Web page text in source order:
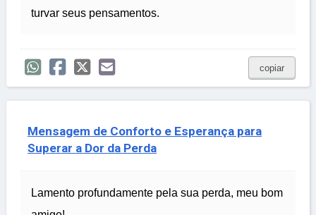
turvar seus pensamentos.
copiar
Mensagem de Conforto e Esperança para
Superar a Dor da Perda
Lamento profundamente pela sua perda, meu bom